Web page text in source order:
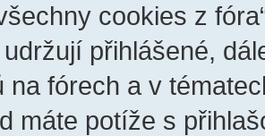
cookies z
přihlášené,
na fórech a v
máte potíže s